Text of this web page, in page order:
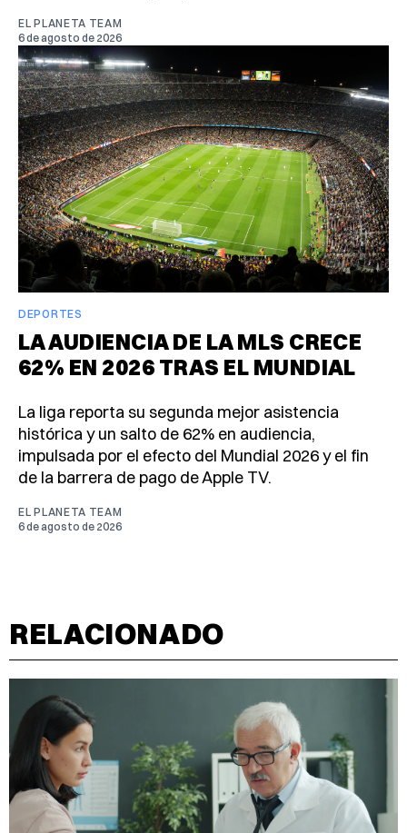
EL PLANETA TEAM
6 de agosto de 2026
DEPORTES
LA AUDIENCIA DE LA MLS CRECE
62% EN 2026 TRAS EL MUNDIAL
La liga reporta su segunda mejor asistencia
histórica y un salto de 62% en audiencia,
impulsada por el efecto del Mundial 2026 y el fin
de la barrera de pago de Apple TV.
EL PLANETA TEAM
6 de agosto de 2026
RELACIONADO